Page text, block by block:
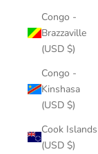
Congo -
Brazzaville
(USD $)
Congo -
Kinshasa
(USD $)
Cook Islands
(USD $)